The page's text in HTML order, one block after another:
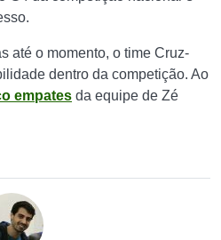
até o momento, o time Cruz-
dentro da competição. Ao
empates da equipe de Zé